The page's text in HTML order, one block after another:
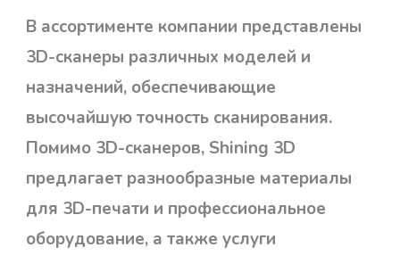
В ассортименте компании представлены
3D-сканеры различных моделей и
назначений, обеспечивающие
высочайшую точность сканирования.
Помимо 3D-сканеров, Shining 3D
предлагает разнообразные материалы
для 3D-печати и профессиональное
оборудование, а также услуги